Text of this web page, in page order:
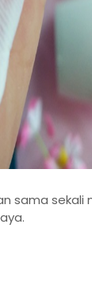
sama sekali